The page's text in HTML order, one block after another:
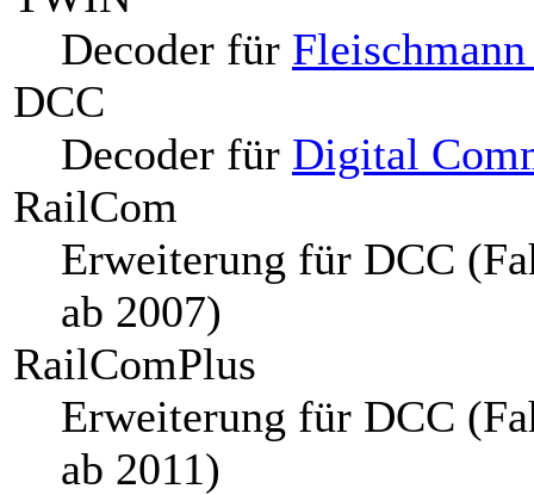
Decoder für
DCC
Decoder für Digital
RailCom
Erweiterung für DCC
ab 2007)
RailComPlus
Erweiterung für DCC
ab 2011)